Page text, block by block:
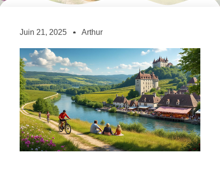
Juin 21, 2025 Arthur